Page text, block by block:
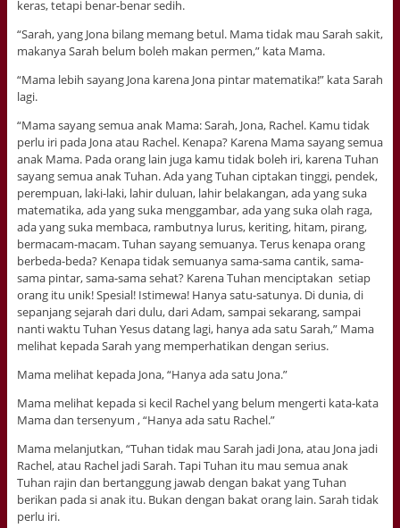
keras, tetapi benar-benar sedih.
“Sarah, yang Jona bilang memang betul. Mama tidak mau Sarah sakit,
makanya Sarah belum boleh makan permen,” kata Mama.
“Mama lebih sayang Jona karena Jona pintar matematika!” kata Sarah
lagi.
“Mama sayang semua anak Mama: Sarah, Jona, Rachel. Kamu tidak
perlu iri pada Jona atau Rachel. Kenapa? Karena Mama sayang semua
anak Mama. Pada orang lain juga kamu tidak boleh iri, karena Tuhan
sayang semua anak Tuhan. Ada yang Tuhan ciptakan tinggi, pendek,
perempuan, laki-laki, lahir duluan, lahir belakangan, ada yang suka
matematika, ada yang suka menggambar, ada yang suka olah raga,
ada yang suka membaca, rambutnya lurus, keriting, hitam, pirang,
bermacam-macam. Tuhan sayang semuanya. Terus kenapa orang
berbeda-beda? Kenapa tidak semuanya sama-sama cantik, sama-
sama pintar, sama-sama sehat? Karena Tuhan menciptakan setiap
orang itu unik! Spesial! Istimewa! Hanya satu-satunya. Di dunia, di
sepanjang sejarah dari dulu, dari Adam, sampai sekarang, sampai
nanti waktu Tuhan Yesus datang lagi, hanya ada satu Sarah,” Mama
melihat kepada Sarah yang memperhatikan dengan serius.
Mama melihat kepada Jona, “Hanya ada satu Jona.”
Mama melihat kepada si kecil Rachel yang belum mengerti kata-kata
Mama dan tersenyum , “Hanya ada satu Rachel.”
Mama melanjutkan, “Tuhan tidak mau Sarah jadi Jona, atau Jona jadi
Rachel, atau Rachel jadi Sarah. Tapi Tuhan itu mau semua anak
Tuhan rajin dan bertanggung jawab dengan bakat yang Tuhan
berikan pada si anak itu. Bukan dengan bakat orang lain. Sarah tidak
perlu iri.